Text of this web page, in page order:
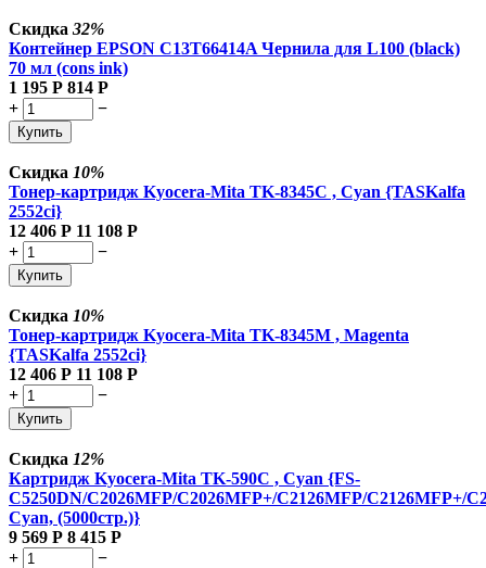
Скидка 32%
Контейнер EPSON C13T66414A Чернила для L100 (black)
70 мл (cons ink)
1 195 Р 814 Р
+
−
Купить
Скидка 10%
Тонер-картридж Kyocera-Mita TK-8345C , Cyan {TASKalfa
2552ci}
12 406 Р 11 108 Р
+
−
Купить
Скидка 10%
Тонер-картридж Kyocera-Mita TK-8345M , Magenta
{TASKalfa 2552ci}
12 406 Р 11 108 Р
+
−
Купить
Скидка 12%
Картридж Kyocera-Mita TK-590C , Cyan {FS-
C5250DN/C2026MFP/C2026MFP+/C2126MFP/C2126MFP+/
Cyan, (5000стр.)}
9 569 Р 8 415 Р
+
−